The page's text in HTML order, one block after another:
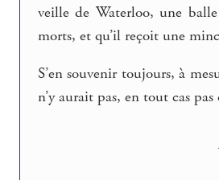
veille de Waterloo, une
morts, et qu’il reçoit une
S’en souvenir toujours, à
n’y aurait pas, en tout cas